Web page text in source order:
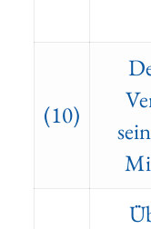
(10)